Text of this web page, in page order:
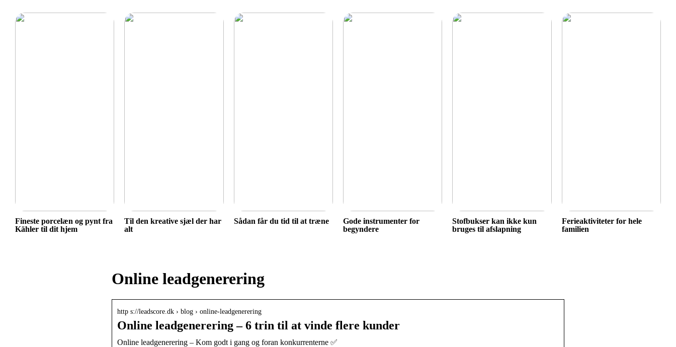
Fineste porcelæn og pynt fra
Kähler til dit hjem
Til den kreative sjæl der har
alt
Sådan får du tid til at træne
Gode instrumenter for
begyndere
Stofbukser kan ikke kun
bruges til afslapning
Ferieaktiviteter for hele
familien
Online leadgenerering
http s://leadscore.dk › blog › online-leadgenerering
Online leadgenerering – 6 trin til at vinde flere kunder
Online leadgenerering – Kom godt i gang og foran konkurrenterne ✅